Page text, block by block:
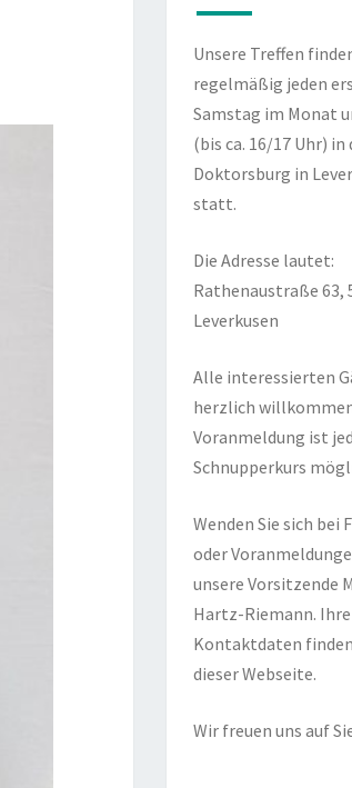
Unsere Treffen
regelmäßig jeden
Samstag im Monat
(bis ca. 16/17 Uhr) in
Doktorsburg in
statt.
Die Adresse lautet:
Rathenaustraße 63,
Leverkusen
Alle interessierten
herzlich
Voranmeldung ist
Schnupperkurs
Wenden Sie sich bei
oder
unsere Vorsitzende
Hartz-Riemann. Ihre
Kontaktdaten
dieser Webseite.
Wir freuen uns auf